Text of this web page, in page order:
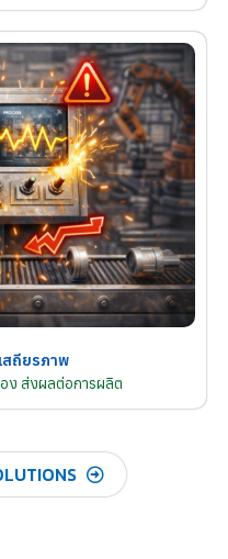
สถียรภาพ
ง ส่งผลต่อการผลิต